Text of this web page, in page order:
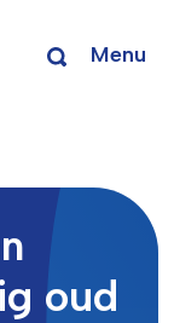
Menu
oud